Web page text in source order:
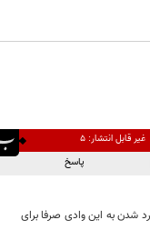
غیر قابل انتشار:۵
پاسخ
شدن به این وادی صرفا برای